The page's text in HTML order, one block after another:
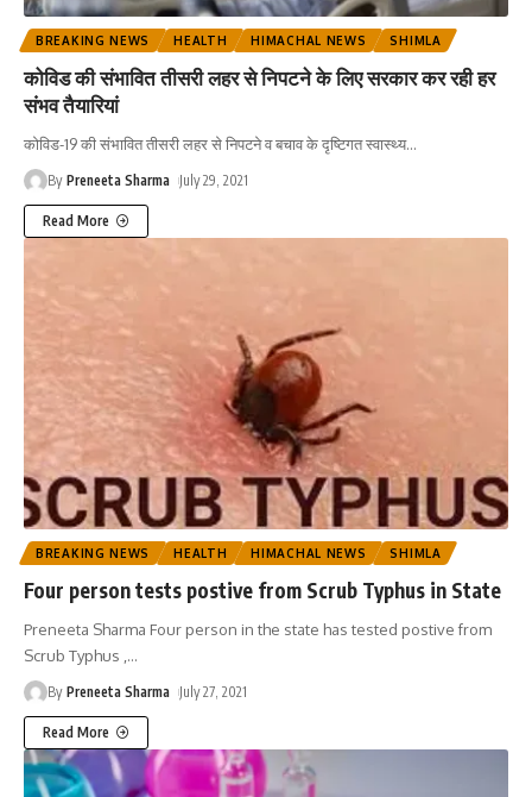
BREAKING NEWS HEALTH HIMACHAL NEWS SHIMLA
कोविड की संभावित तीसरी लहर से निपटने के लिए सरकार कर रही हर
संभव तैयारियां
कोविड-19 की संभावित तीसरी लहर से निपटने व बचाव के दृष्टिगत स्वास्थ्य…
By Preneeta Sharma July 29, 2021
Read More
BREAKING NEWS HEALTH HIMACHAL NEWS SHIMLA
Four person tests postive from Scrub Typhus in State
Preneeta Sharma Four person in the state has tested postive from
Scrub Typhus , …
By Preneeta Sharma July 27, 2021
Read More